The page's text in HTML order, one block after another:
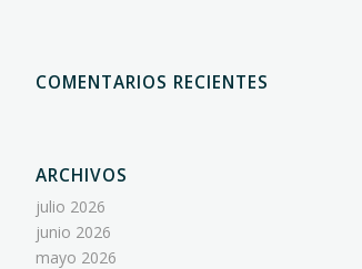
COMENTARIOS RECIENTES
ARCHIVOS
julio 2026
junio 2026
mayo 2026